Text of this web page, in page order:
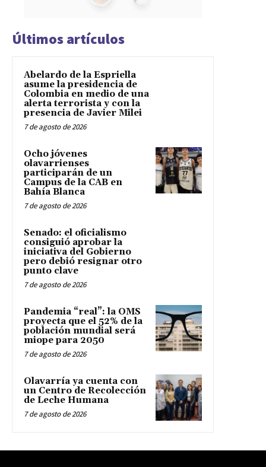
Últimos artículos
Abelardo de la Espriella
asume la presidencia de
Colombia en medio de una
alerta terrorista y con la
presencia de Javier Milei
7 de agosto de 2026
Ocho jóvenes
olavarrienses
participarán de un
Campus de la CAB en
Bahía Blanca
7 de agosto de 2026
Senado: el oficialismo
consiguió aprobar la
iniciativa del Gobierno
pero debió resignar otro
punto clave
7 de agosto de 2026
Pandemia “real”: la OMS
proyecta que el 52% de la
población mundial será
miope para 2050
7 de agosto de 2026
Olavarría ya cuenta con
un Centro de Recolección
de Leche Humana
7 de agosto de 2026